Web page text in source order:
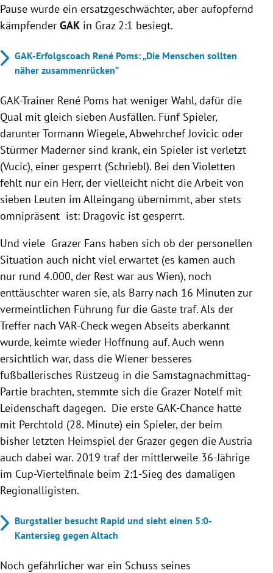
Pause wurde ein ersatzgeschwächter, aber aufopfernd
kämpfender GAK in Graz 2:1 besiegt.
GAK-Erfolgscoach René Poms: „Die Menschen sollten
näher zusammenrücken“
GAK-Trainer René Poms hat weniger Wahl, dafür die
Qual mit gleich sieben Ausfällen. Fünf Spieler,
darunter Tormann Wiegele, Abwehrchef Jovicic oder
Stürmer Maderner sind krank, ein Spieler ist verletzt
(Vucic), einer gesperrt (Schriebl). Bei den Violetten
fehlt nur ein Herr, der vielleicht nicht die Arbeit von
sieben Leuten im Alleingang übernimmt, aber stets
omnipräsent ist: Dragovic ist gesperrt.
Und viele Grazer Fans haben sich ob der personellen
Situation auch nicht viel erwartet (es kamen auch
nur rund 4.000, der Rest war aus Wien), noch
enttäuschter waren sie, als Barry nach 16 Minuten zur
vermeintlichen Führung für die Gäste traf. Als der
Treffer nach VAR-Check wegen Abseits aberkannt
wurde, keimte wieder Hoffnung auf. Auch wenn
ersichtlich war, dass die Wiener besseres
fußballerisches Rüstzeug in die Samstagnachmittag-
Partie brachten, stemmte sich die Grazer Notelf mit
Leidenschaft dagegen. Die erste GAK-Chance hatte
mit Perchtold (28. Minute) ein Spieler, der beim
bisher letzten Heimspiel der Grazer gegen die Austria
auch dabei war. 2019 traf der mittlerweile 36-Jährige
im Cup-Viertelfinale beim 2:1-Sieg des damaligen
Regionalligisten.
Burgstaller besucht Rapid und sieht einen 5:0-
Kantersieg gegen Altach
Noch gefährlicher war ein Schuss seines